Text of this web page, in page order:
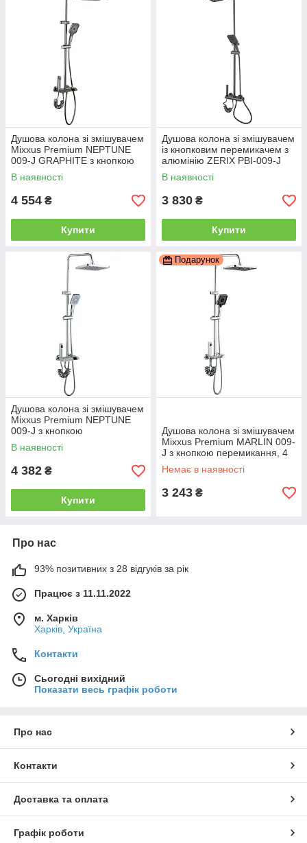
Душова колона зі змішувачем
Mixxus Premium NEPTUNE
009-J GRAPHITE з кнопкою
перемикання, 4 режими
(MI6833)
В наявності
4 554 ₴
Купити
Душова колона зі змішувачем
із кнопковим перемикачем з
алюмінію ZERIX PBI-009-J
GRAPHITE, 4 режими
(ZX5850)
В наявності
3 830 ₴
Купити
Душова колона зі змішувачем
Mixxus Premium NEPTUNE
009-J з кнопкою
перемикання, 4 режими
(MI6832)
В наявності
4 382 ₴
Купити
Подарунок
Душова колона зі змішувачем
Mixxus Premium MARLIN 009-
J з кнопкою перемикання, 4
режими (MI6830)
Немає в наявності
3 243 ₴
Про нас
93% позитивних з 28 відгуків за рік
Працює з 11.11.2022
м. Харків
Харків, Україна
Контакти
Сьогодні вихідний
Показати весь графік роботи
Про нас
Контакти
Доставка та оплата
Графік роботи